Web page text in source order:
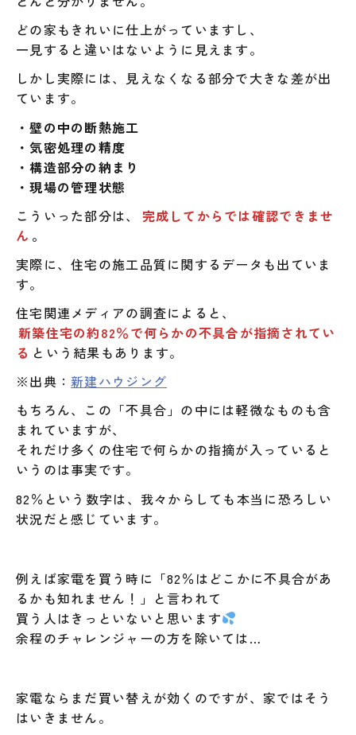
どの家もきれいに仕上がっていますし、
一見すると違いはないように見えます。
しかし実際には、見えなくなる部分で大きな差が出
ています。
・壁の中の断熱施工
・気密処理の精度
・構造部分の納まり
・現場の管理状態
こういった部分は、
完成してからでは確認できませ
ん 。
実際に、住宅の施工品質に関するデータも出ていま
す。
住宅関連メディアの調査によると、
新築住宅の約82％で何らかの不具合が指摘されてい
る という結果もあります。
※出典：新建ハウジング
もちろん、この「不具合」の中には軽微なものも含
まれていますが、
それだけ多くの住宅で何らかの指摘が入っていると
いうのは事実です。
82％という数字は、我々からしても本当に恐ろしい
状況だと感じています。
例えば家電を買う時に「82％はどこかに不具合があ
るかも知れません！」と言われて
買う人はきっといないと思います
余程のチャレンジャーの方を除いては…
家電ならまだ買い替えが効くのですが、家ではそう
はいきません。